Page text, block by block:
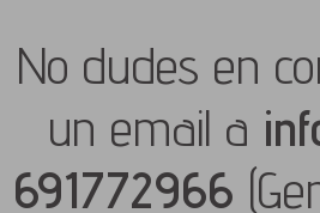
No dudes en
un email a
691772966